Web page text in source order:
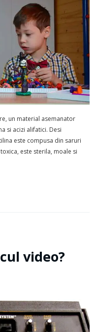
un material asemanator
si acizi alifatici. Desi
este compusa din saruri
este sterila, moale si
video?